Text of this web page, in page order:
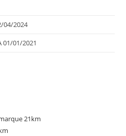
04/2024
01/01/2021
21km